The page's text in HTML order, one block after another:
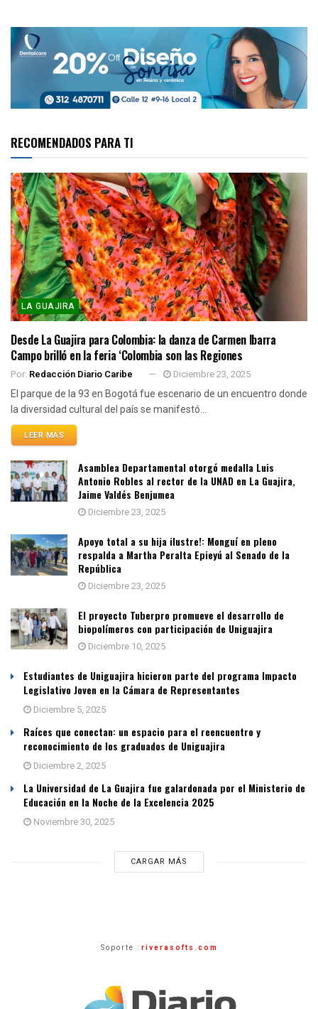
RECOMENDADOS PARA TI
LA GUAJIRA
Desde La Guajira para Colombia: la danza de Carmen Ibarra
Campo brilló en la feria ‘Colombia son las Regiones
Por: Redacción Diario Caribe Diciembre 23, 2025
El parque de la 93 en Bogotá fue escenario de un encuentro donde
la diversidad cultural del país se manifestó...
LEER MÁS
Asamblea Departamental otorgó medalla Luis
Antonio Robles al rector de la UNAD en La Guajira,
Jaime Valdés Benjumea
Diciembre 23, 2025
Apoyo total a su hija ilustre!: Monguí en pleno
respalda a Martha Peralta Epieyú al Senado de la
República
Diciembre 23, 2025
El proyecto Tuberpro promueve el desarrollo de
biopolímeros con participación de Uniguajira
Diciembre 10, 2025
Estudiantes de Uniguajira hicieron parte del programa Impacto
Legislativo Joven en la Cámara de Representantes
Diciembre 5, 2025
Raíces que conectan: un espacio para el reencuentro y
reconocimiento de los graduados de Uniguajira
Diciembre 2, 2025
La Universidad de La Guajira fue galardonada por el Ministerio de
Educación en la Noche de la Excelencia 2025
Noviembre 30, 2025
CARGAR MÁS
Soporte : riverasofts.com